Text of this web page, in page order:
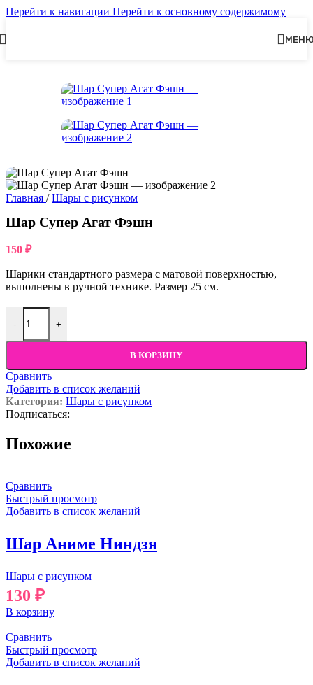
Перейти к навигации Перейти к основному содержимому
Главная / Шары с рисунком
Шар Супер Агат Фэшн
150 ₽
Шарики стандартного размера с матовой поверхностью,
выполнены в ручной технике. Размер 25 см.
- +
В КОРЗИНУ
Сравнить
Добавить в список желаний
Категория: Шары с рисунком
Подписаться:
Похожие
Сравнить
Быстрый просмотр
Добавить в список желаний
Шар Аниме Ниндзя
Шары с рисунком
130 ₽
В корзину
Сравнить
Быстрый просмотр
Добавить в список желаний